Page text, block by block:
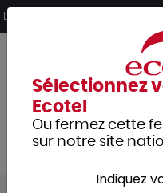
Livraison offerte dès 249€
Sélectionnez
Ecotel
Ou fermez cette
sur notre site
Indiquez
Panneau de gestion des